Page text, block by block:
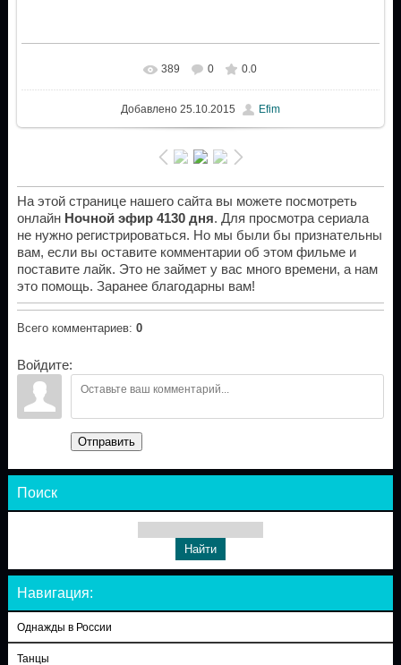
389 0 0.0
Добавлено25.10.2015 Efim
На этой странице нашего сайта вы можете посмотреть
онлайн Ночной эфир 4130 дня. Для просмотра сериала
не нужно регистрироваться. Но мы были бы признательны
вам, если вы оставите комментарии об этом фильме и
поставите лайк. Это не займет у вас много времени, а нам
это помощь. Заранее благодарны вам!
Всего комментариев: 0
Войдите:
Отправить
Поиск
Навигация:
Однажды в России
Танцы